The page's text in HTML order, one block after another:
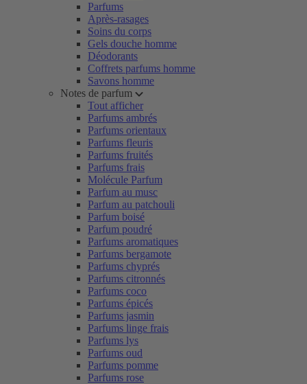
Parfums
Après-rasages
Soins du corps
Gels douche homme
Déodorants
Coffrets parfums homme
Savons homme
Notes de parfum
Tout afficher
Parfums ambrés
Parfums orientaux
Parfums fleuris
Parfums fruités
Parfums frais
Molécule Parfum
Parfum au musc
Parfum au patchouli
Parfum boisé
Parfum poudré
Parfums aromatiques
Parfums bergamote
Parfums chyprés
Parfums citronnés
Parfums coco
Parfums épicés
Parfums jasmin
Parfums linge frais
Parfums lys
Parfums oud
Parfums pomme
Parfums rose